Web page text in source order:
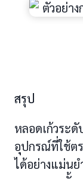
สรุป
หลอดเก้วระดั
อุปกรณ์ที่ใช้ต
ได้อย่างแม่น